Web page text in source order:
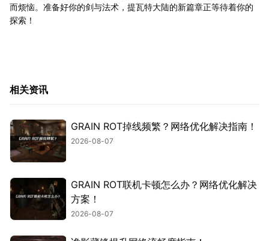
而烦恼。准备好你的剑与法术，提瓦特大陆的新篇章正等待着你的
探索！
相关资讯
GRAIN ROT掉线频繁？网络优化解决指南！
2026-08-07
GRAIN ROT联机卡顿怎么办？网络优化解决
方案！
2026-08-07